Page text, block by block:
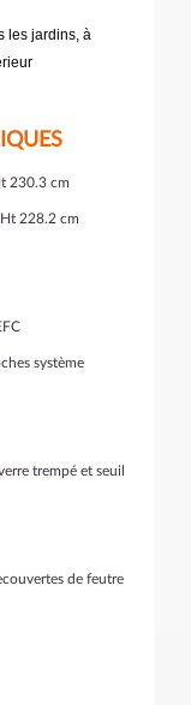
les jardins, à
230.3 cm
228.2 cm
système
trempé et seuil
de feutre